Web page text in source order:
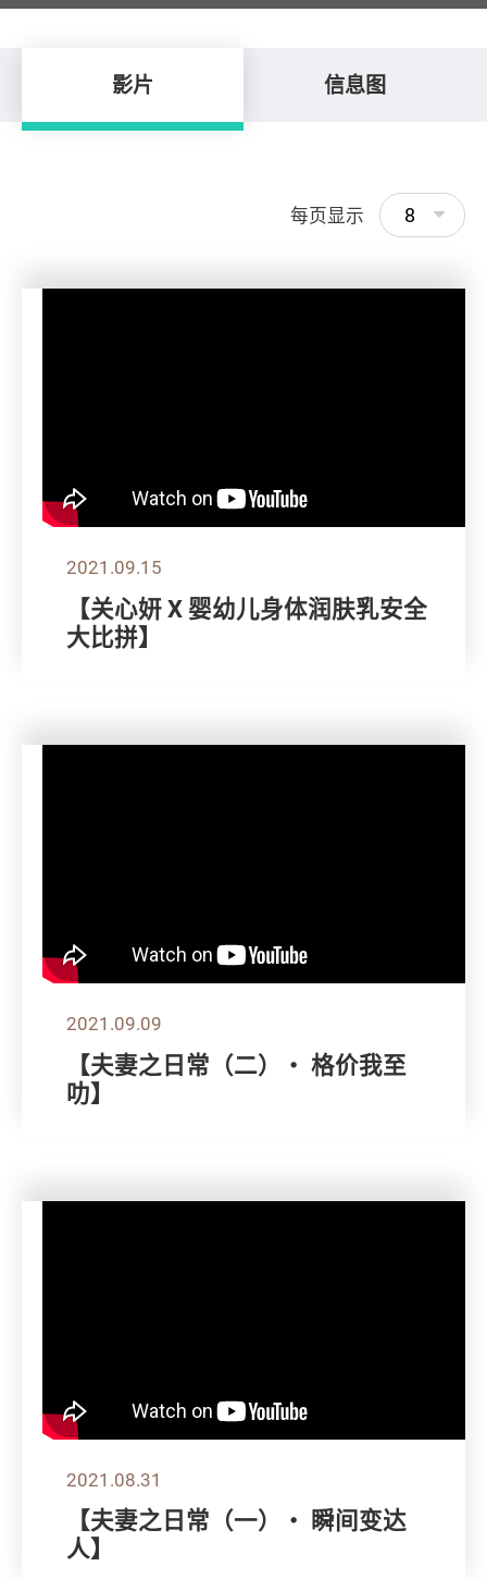
影片 信息图
每页显示 8
2021.09.15
【关心妍 X 婴幼儿身体润肤乳安全
大比拼】
2021.09.09
【夫妻之日常（二）・ 格价我至
叻】
2021.08.31
【夫妻之日常（一）・ 瞬间变达
人】